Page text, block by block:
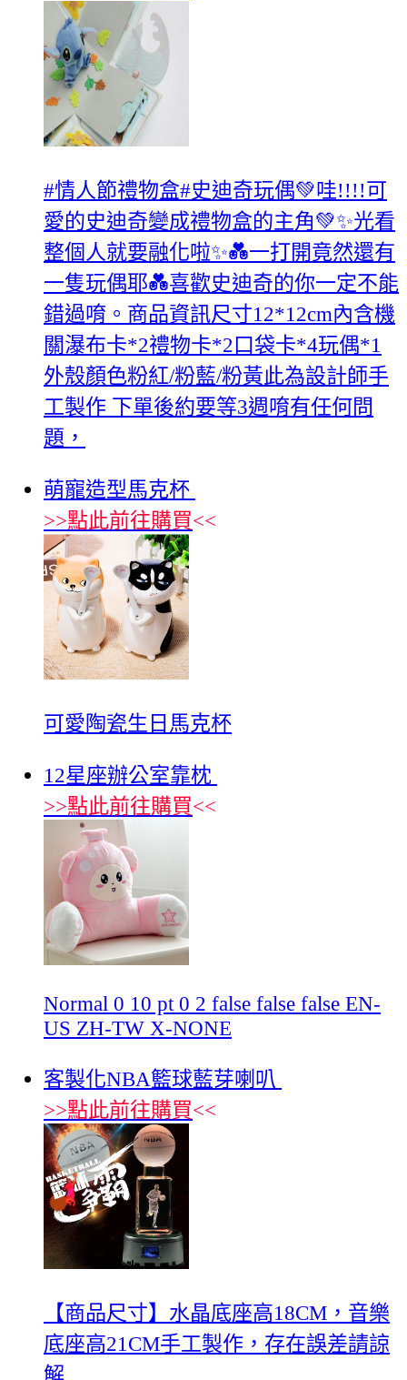
#情人節禮物盒#史迪奇玩偶💚哇!!!!可
愛的史迪奇變成禮物盒的主角💚✨光看
整個人就要融化啦✨💑一打開竟然還有
一隻玩偶耶💑喜歡史迪奇的你一定不能
錯過唷。商品資訊尺寸12*12cm內含機
關瀑布卡*2禮物卡*2口袋卡*4玩偶*1
外殼顏色粉紅/粉藍/粉黃此為設計師手
工製作 下單後約要等3週唷有任何問
題，
萌寵造型馬克杯
>>點此前往購買<<
可愛陶瓷生日馬克杯
12星座辦公室靠枕
>>點此前往購買<<
Normal 0 10 pt 0 2 false false false EN-
US ZH-TW X-NONE
客製化NBA籃球藍芽喇叭
>>點此前往購買<<
【商品尺寸】水晶底座高18CM，音樂
底座高21CM手工製作，存在誤差請諒
解